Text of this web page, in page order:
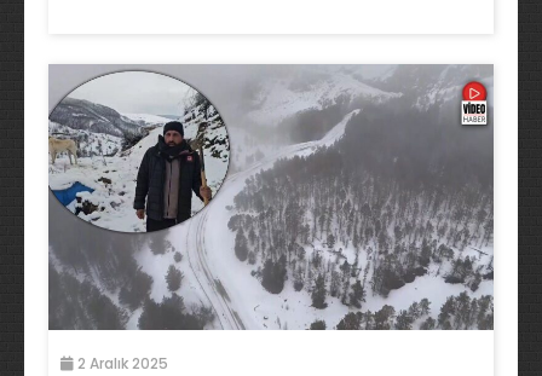
2 Aralık 2025